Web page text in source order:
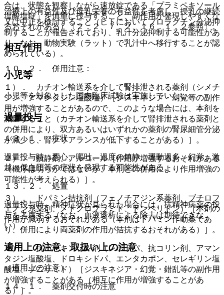
治療上の有益性及び母乳栄養の有益性を考慮し、授乳の継続
又は中止を検討すること（ヒトにおいてプロラクチン分泌抑
制することが報告されており、乳汁分泌抑制する可能性があ
り、なお、動物実験（ラット）で乳汁中へ移行することが認
められている）。
小児等
小児等を対象とした国内臨床試験は実施していない。
過量投与
１３．１． 症状
過量投与時、悪心、嘔吐、過度の鎮静、運動過多、幻覚、激
越、低血圧等の症状を発現する可能性がある。
１３．２． 処置
過量投与時、精神症状が見られた場合には、抗精神病薬の投
与を考慮する（なお、血液透析による除去は期待できな
い）。
適用上の注意、取扱い上の注意
（適用上の注意）
１４．１． 薬剤交付時の注意
合は、状態を観察しながら速放錠である「プラミペキソール
塩酸塩錠」を慎重に投与すること、副作用が発現しやすくな
るおそれがある）〔２．２、７．２、１６．１．２参照〕。
相互作用
１０．２． 併用注意：
１）． カチオン輸送系を介して腎排泄される薬剤（シメチ
ジン、アマンタジン塩酸塩）［ジスキネジア・幻覚等の副作
用が増強することがあるので、このような場合には、本剤を
減量すること（カチオン輸送系を介して腎排泄される薬剤と
の併用により、双方あるいはいずれかの薬剤の腎尿細管分泌
が減少し、腎クリアランスが低下することがある）］。
２）． 鎮静剤、アルコール［作用が増強するおそれがある
（機序は明らかではないが、本剤との併用により作用増強の
可能性が考えられる）］。
３）． ドパミン拮抗剤（フェノチアジン系薬剤、ブチロフ
ェノン系薬剤、メトクロプラミド、ドンペリドン）［本剤の
作用が減弱するおそれがある（本剤はドパミン作動薬であ
り、併用により両薬剤の作用が拮抗するおそれがある）］。
４）． 抗パーキンソン剤（レボドパ、抗コリン剤、アマン
タジン塩酸塩、ドロキシドパ、エンタカポン、セレギリン塩
酸塩、ゾニサミド）［ジスキネジア・幻覚・錯乱等の副作用
が増強することがある（相互に作用が増強することがあ
る）］。